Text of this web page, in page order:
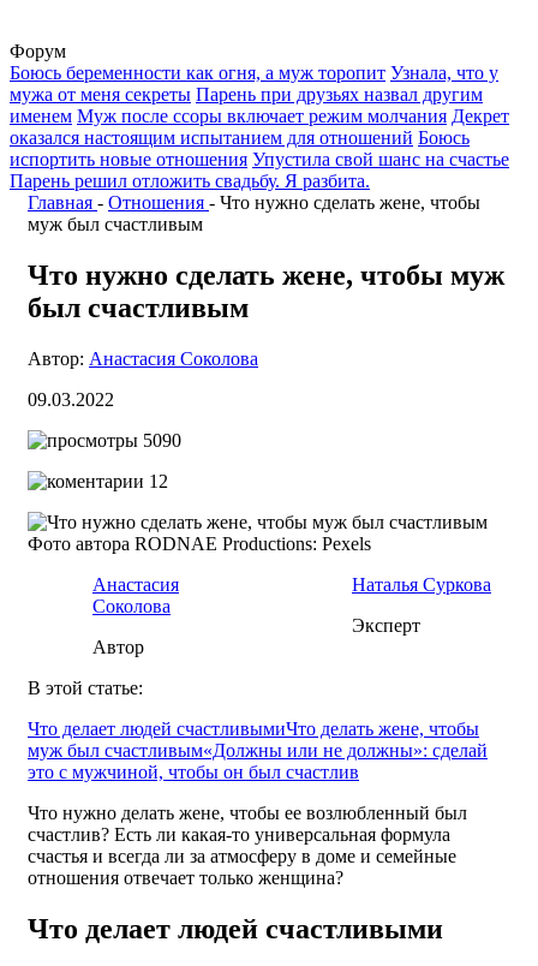
Форум
Боюсь беременности как огня, а муж торопит Узнала, что у
мужа от меня секреты Парень при друзьях назвал другим
именем Муж после ссоры включает режим молчания Декрет
оказался настоящим испытанием для отношений Боюсь
испортить новые отношения Упустила свой шанс на счастье
Парень решил отложить свадьбу. Я разбита.
Главная - Отношения - Что нужно сделать жене, чтобы
муж был счастливым
Что нужно сделать жене, чтобы муж
был счастливым
Автор: Анастасия Соколова
09.03.2022
5090
12
Фото автора RODNAE Productions: Pexels
Анастасия
Соколова
Автор
Наталья Суркова
Эксперт
В этой статье:
Что делает людей счастливымиЧто делать жене, чтобы
муж был счастливым«Должны или не должны»: сделай
это с мужчиной, чтобы он был счастлив
Что нужно делать жене, чтобы ее возлюбленный был
счастлив? Есть ли какая-то универсальная формула
счастья и всегда ли за атмосферу в доме и семейные
отношения отвечает только женщина?
Что делает людей счастливыми